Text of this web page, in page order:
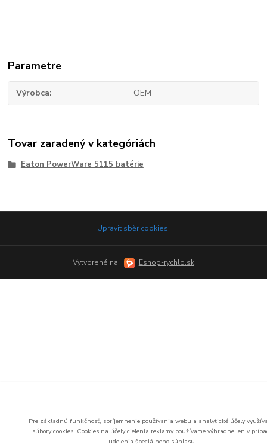
Parametre
Výrobca OEM
Tovar zaradený v kategóriách
Eaton PowerWare 5115 batérie
Upravit sběr cookies.
Vytvorené na Eshop-rychlo.sk
Pre základnú funkčnosť, spríjemnenie používania webu a analytické účely
súbory cookies. Cookies na účely cielenia reklamy používame výhradne len v
udelenia špeciálneho súhlasu.